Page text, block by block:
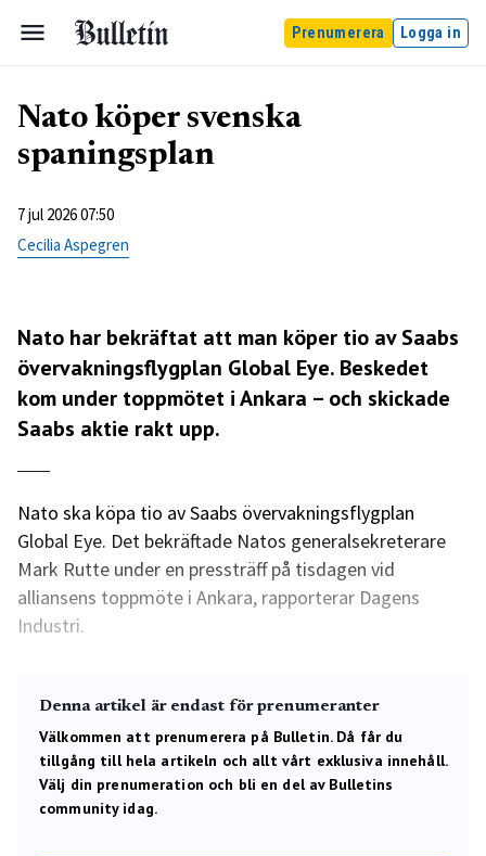
Prenumerera Logga in
Nato köper svenska
spaningsplan
7 jul 2026 07:50
Cecilia Aspegren
Nato har bekräftat att man köper tio av Saabs
övervakningsflygplan Global Eye. Beskedet
kom under toppmötet i Ankara – och skickade
Saabs aktie rakt upp.
Nato ska köpa tio av Saabs övervakningsflygplan
Global Eye. Det bekräftade Natos generalsekreterare
Mark Rutte under en pressträff på tisdagen vid
alliansens toppmöte i Ankara, rapporterar Dagens
Industri.
Denna artikel är endast för prenumeranter
Välkommen att prenumerera på Bulletin. Då får du
tillgång till hela artikeln och allt vårt exklusiva innehåll.
Välj din prenumeration och bli en del av Bulletins
community idag.